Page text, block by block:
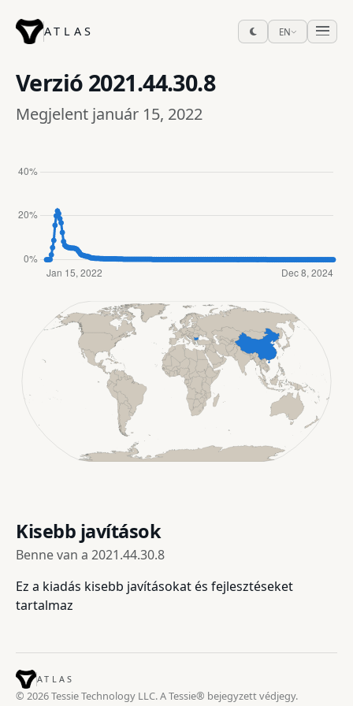
ATLAS EN
Verzió 2021.44.30.8
Megjelent január 15, 2022
Kisebb javítások
Benne van a 2021.44.30.8
Ez a kiadás kisebb javításokat és fejlesztéseket
tartalmaz
ATLAS
© 2026 Tessie Technology LLC. A Tessie® bejegyzett védjegy.